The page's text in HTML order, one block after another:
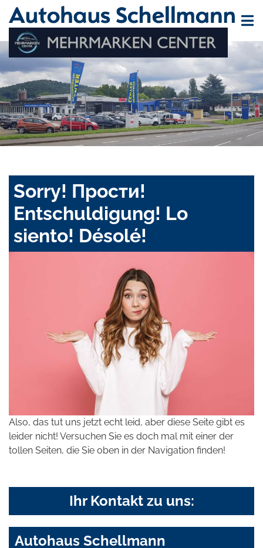
Sorry! Прости!
Entschuldigung! Lo
siento! Désolé!
Also, das tut uns jetzt echt leid, aber diese Seite gibt es
leider nicht! Versuchen Sie es doch mal mit einer der
tollen Seiten, die Sie oben in der Navigation finden!
Ihr Kontakt zu uns:
Autohaus Schellmann